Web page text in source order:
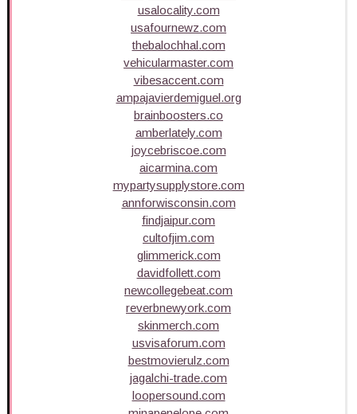
usalocality.com
usafournewz.com
thebalochhal.com
vehicularmaster.com
vibesaccent.com
ampajavierdemiguel.org
brainboosters.co
amberlately.com
joycebriscoe.com
aicarmina.com
mypartysupplystore.com
annforwisconsin.com
findjaipur.com
cultofjim.com
glimmerick.com
davidfollett.com
newcollegebeat.com
reverbnewyork.com
skinmerch.com
usvisaforum.com
bestmovierulz.com
jagalchi-trade.com
loopersound.com